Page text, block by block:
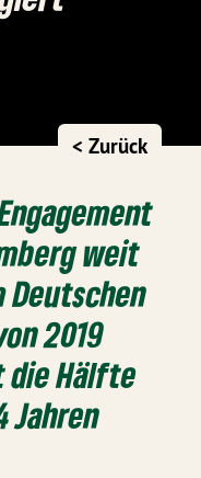
< Zurück
weit
2019
die Hälfte
Jahren